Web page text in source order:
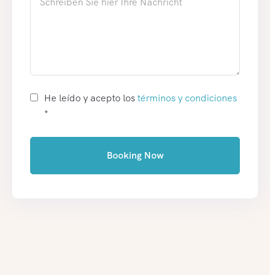
He leído y acepto lostérminos y condiciones
*
Booking Now